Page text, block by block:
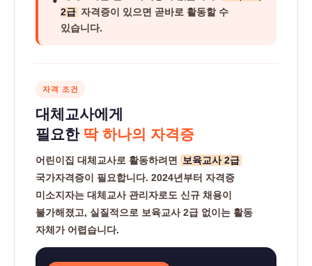
2급 자격증이 있으면 곧바로 활동할 수
있습니다.
자격 조건
대체교사에게
필요한 딱 하나의 자격증
어린이집 대체교사로 활동하려면
보육교사 2급
국가자격증이 필요합니다. 2024년부터 자격증
미소지자는 대체교사 관리자로도 신규 채용이
불가해졌고, 실질적으로 보육교사 2급 없이는 활동
자체가 어렵습니다.